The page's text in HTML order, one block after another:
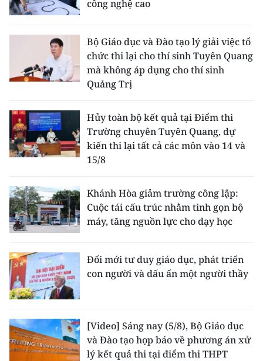
công nghệ cao
Bộ Giáo dục và Đào tạo lý giải việc tổ
chức thi lại cho thí sinh Tuyên Quang
mà không áp dụng cho thí sinh
Quảng Trị
Hủy toàn bộ kết quả tại Điểm thi
Trường chuyên Tuyên Quang, dự
kiến thi lại tất cả các môn vào 14 và
15/8
Khánh Hòa giảm trường công lập:
Cuộc tái cấu trúc nhằm tinh gọn bộ
máy, tăng nguồn lực cho dạy học
Đổi mới tư duy giáo dục, phát triển
con người và dấu ấn một người thầy
[Video] Sáng nay (5/8), Bộ Giáo dục
và Đào tạo họp báo về phương án xử
lý kết quả thi tại điểm thi THPT